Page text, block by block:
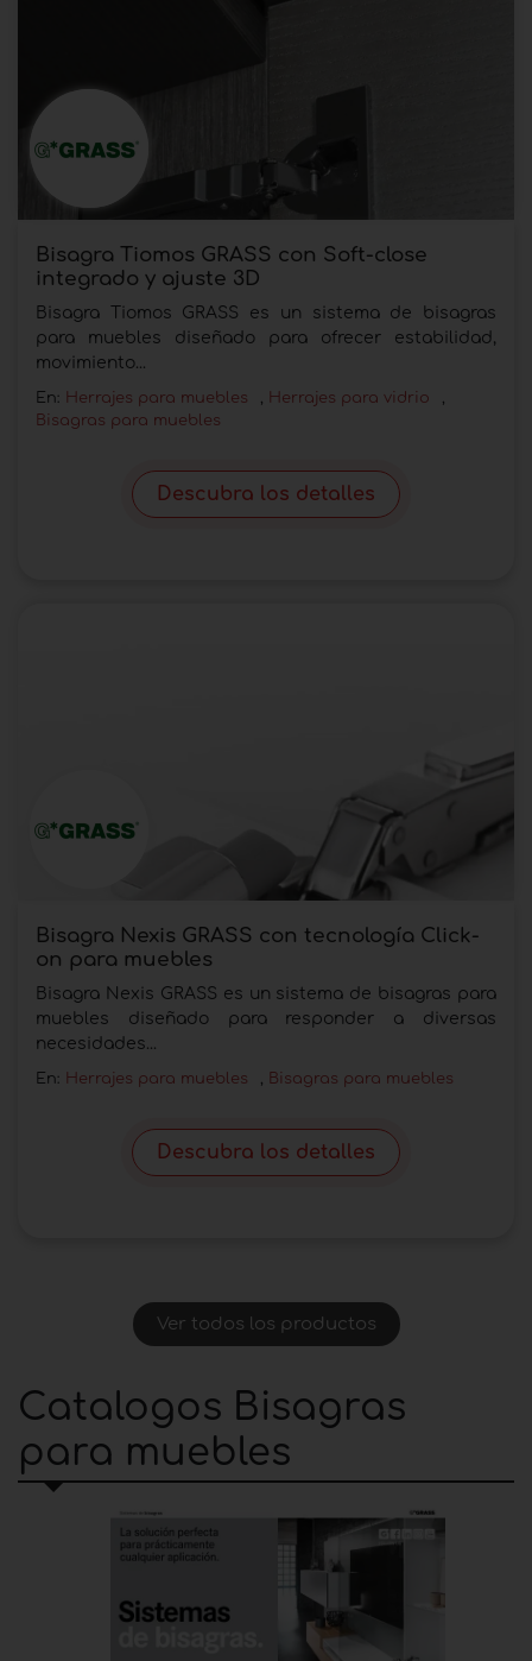
Bisagra Tiomos GRASS con Soft-close
integrado y ajuste 3D
Bisagra Tiomos GRASS es un sistema de bisagras
para muebles diseñado para ofrecer estabilidad,
movimiento...
En: Herrajes para muebles , Herrajes para vidrio
,
Bisagras para muebles
Descubra los detalles
Bisagra Nexis GRASS con tecnología Click-
on para muebles
Bisagra Nexis GRASS es un sistema de bisagras para
muebles diseñado para responder a diversas
necesidades...
En: Herrajes para muebles , Bisagras para muebles
Descubra los detalles
Ver todos los productos
Catalogos Bisagras
para muebles